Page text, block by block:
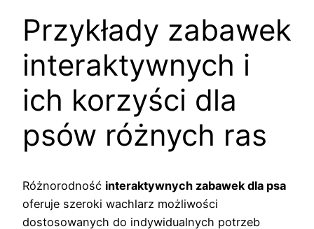
Przykłady zabawek
interaktywnych i
ich korzyści dla
psów różnych ras
Różnorodność interaktywnych zabawek dla psa
oferuje szeroki wachlarz możliwości
dostosowanych do indywidualnych potrzeb